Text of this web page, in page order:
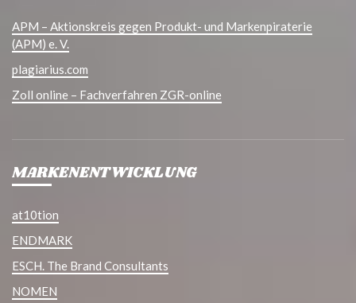
APM – Aktionskreis gegen Produkt- und Markenpiraterie
(APM) e. V.
plagiarius.com
Zoll online – Fachverfahren ZGR-online
MARKENENTWICKLUNG
at10tion
ENDMARK
ESCH. The Brand Consultants
NOMEN